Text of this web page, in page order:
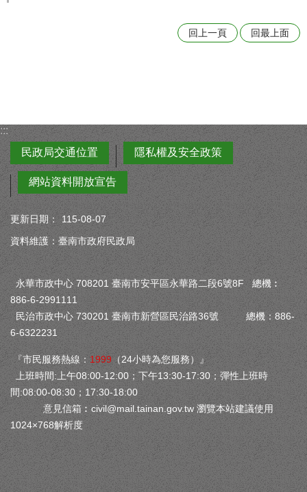
回上一頁 回最上面
:::
民政局交通位置
隱私權及安全政策
網站資料開放宣告
更新日期：
115-08-07
資料維護：臺南市政府民政局
永華市政中心 708201 臺南市安平區永華路二段6號8F 總機︰
886-6-2991111
民治市政中心 730201 臺南市新營區民治路36號 總機：886-
6-6322231
『市民服務熱線： 1999 （24小時為您服務）』
上班時間:上午08:00-12:00；下午13:30-17:30；彈性上班時
間:08:00-08:30；17:30-18:00
意見信箱︰ civil@mail.tainan.gov.tw 瀏覽本站建議使用
1024×768解析度